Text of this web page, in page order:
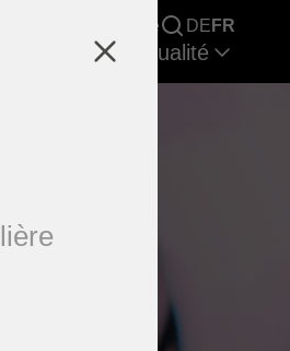
Carrière DE FR
marché Actualité